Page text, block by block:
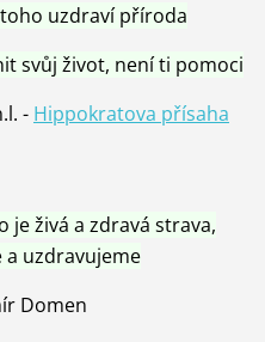
uzdraví příroda
svůj život, není ti pomoci
- Hippokratova přísaha
je živá a zdravá strava,
a uzdravujeme
Domen